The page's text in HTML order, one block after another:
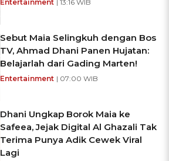
Entertainment | 13:16 WIB
Sebut Maia Selingkuh dengan Bos
TV, Ahmad Dhani Panen Hujatan:
Belajarlah dari Gading Marten!
Entertainment | 07:00 WIB
Dhani Ungkap Borok Maia ke
Safeea, Jejak Digital Al Ghazali Tak
Terima Punya Adik Cewek Viral
Lagi